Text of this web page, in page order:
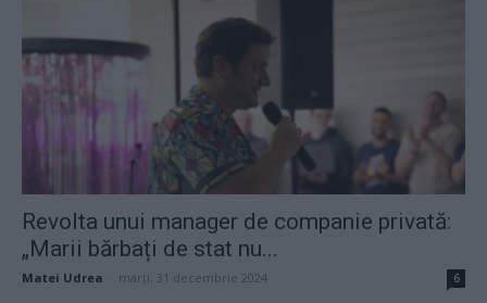
Revolta unui manager de companie privată:
„Marii bărbați de stat nu...
Matei Udrea marți, 31 decembrie 2024 6